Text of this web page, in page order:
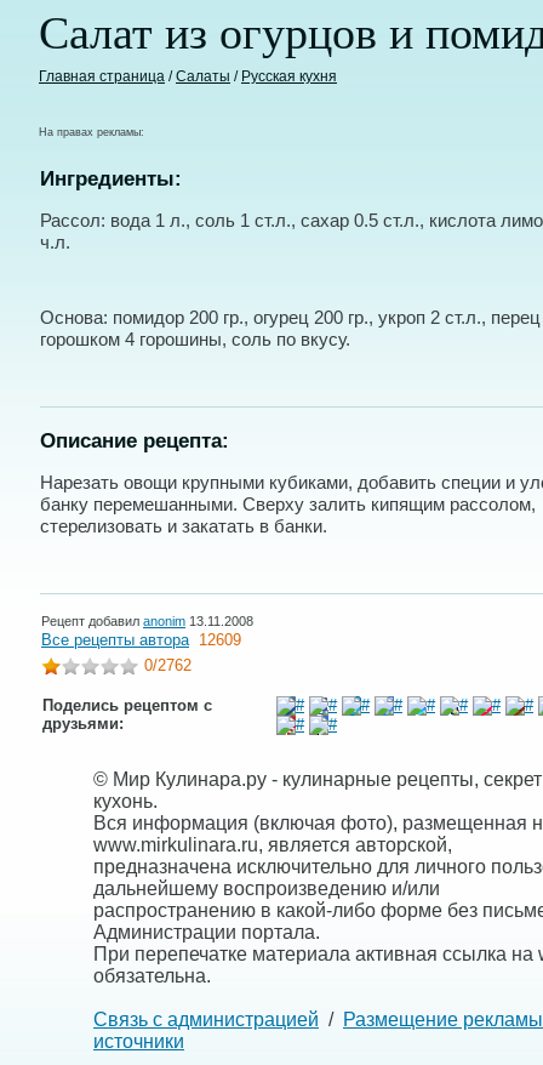
Салат из огурцов и
Главная страница /Салаты / Русская кухня
На правах рекламы:
Ингредиенты:
Рассол: вода 1 л., соль 1 ст.л., сахар 0.5 ст.л., кислота
ч.л.
Основа: помидор 200 гр., огурец 200 гр., укроп 2 ст.л.,
горошком 4 горошины, соль по вкусу.
Описание рецепта:
Нарезать овощи крупными кубиками, добавить специи и
банку перемешанными. Сверху залить кипящим рассолом,
стерелизовать и закатать в банки.
Рецепт добавил anonim 13.11.2008
Все рецепты автора 12609
0/2762
Поделись рецептом с
друзьями:
© Мир Кулинара.ру - кулинарные рецепты,
кухонь.
Вся информация (включая фото), размещенная
www.mirkulinara.ru, является авторской,
предназначена исключительно для личного
дальнейшему воспроизведению и/или
распространению в какой-либо форме без
Администрации портала.
При перепечатке материала активная ссылка на
обязательна.
Связь с администрацией / Размещение рекламы
источники